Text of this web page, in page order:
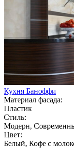
Кухня Баноффи
Материал фасада:
Пластик
Стиль:
Модерн,
Цвет:
Белый, Кофе с